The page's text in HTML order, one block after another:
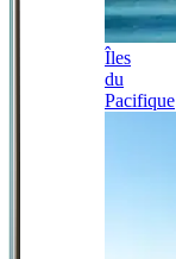
Îles
du
Pacifique